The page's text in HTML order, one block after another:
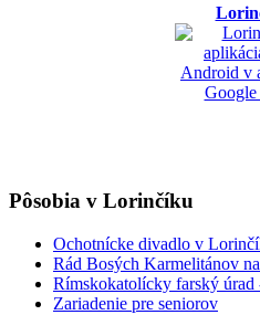
Pôsobia v Lorinčíku
Ochotnícke divadlo v
Rád Bosých Karmelitánov
Rímskokatolícky farský
Zariadenie pre seniorov